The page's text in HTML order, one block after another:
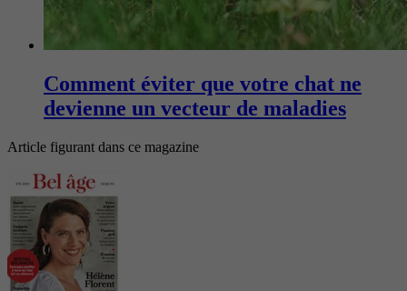
Comment éviter que votre chat ne
devienne un vecteur de maladies
Article figurant dans ce magazine